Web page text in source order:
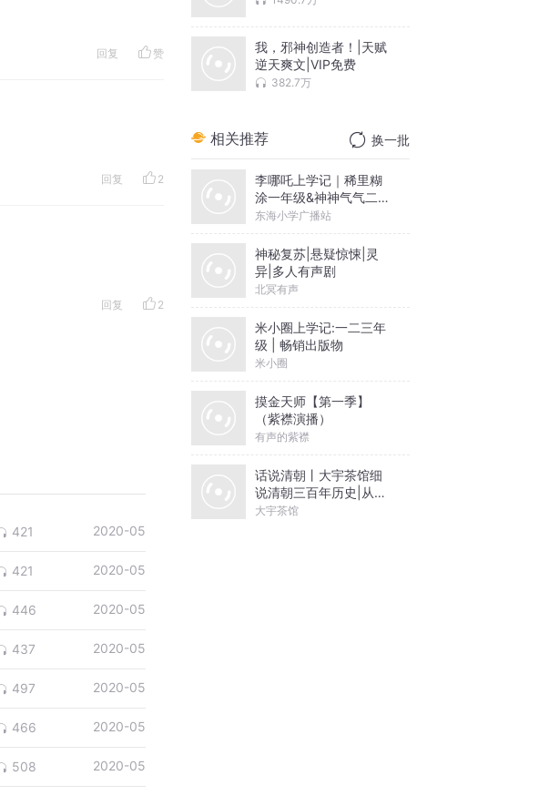
回复 赞
回复 2
回复 2
421 2020-05
421 2020-05
446 2020-05
437 2020-05
497 2020-05
466 2020-05
508 2020-05
我，邪神创造者！|天赋
逆天爽文|VIP免费
382.7万
相关推荐 换一批
李哪吒上学记｜稀里糊
涂一年级&神神气气二年
级
东海小学广播站
神秘复苏|悬疑惊悚|灵
异|多人有声剧
北冥有声
米小圈上学记:一二三年
级 | 畅销出版物
米小圈
摸金天师【第一季】
（紫襟演播）
有声的紫襟
话说清朝丨大宇茶馆细
说清朝三百年历史|从努
尔哈赤到末代皇帝溥仪|
大宇茶馆